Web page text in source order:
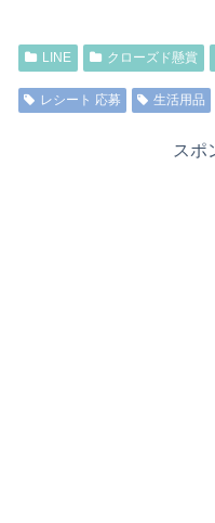
LINE クローズド懸賞
レシート 応募 生活用品
スポ